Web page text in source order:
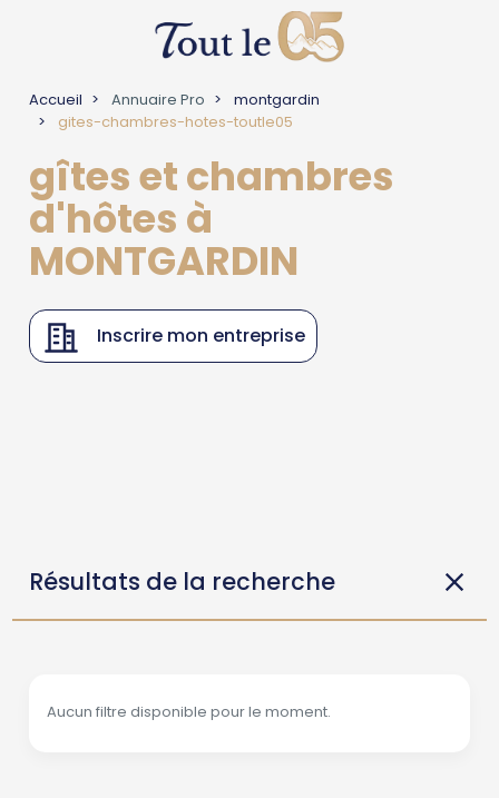
Accueil Annuaire Pro
montgardin
gites-chambres-hotes-toutle05
gîtes et chambres
d'hôtes à
MONTGARDIN
Inscrire mon entreprise
Résultats de la recherche
Aucun filtre disponible pour le moment.